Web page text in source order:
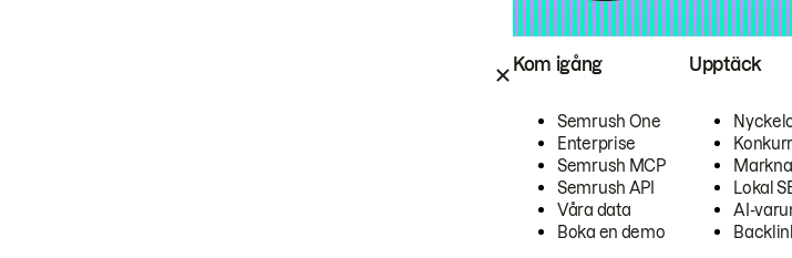
Kom igång
Semrush One
Enterprise
Semrush MCP
Semrush API
Våra data
Boka en demo
Upptäck
Lokal
AI-